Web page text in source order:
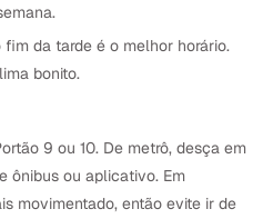
da tarde é o melhor horário.
bonito.
9 ou 10. De metrô, desça em
ônibus ou aplicativo. Em
movimentado, então evite ir de